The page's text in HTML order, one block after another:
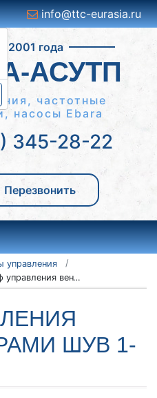
info@ttc-eurasia.ru
2001 года
АСУТП
частотные
насосы Ebara
345-28-22
Перезвонить
управления
Шкаф управления вентиляторами ШУВ 1-45
ШУВ 1-